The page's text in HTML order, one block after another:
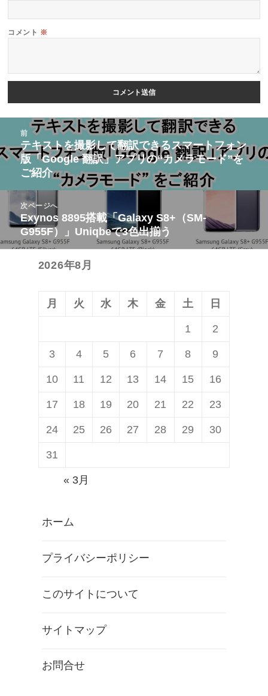
コメント ※
稿
ナ
ゲ
ー
シ
ョ
前
前
の
投
稿:
テキストを撮影して翻訳できるスマートフォン
版「Google 翻訳」アプリの“カメラモード”を
ご紹介
次ページへ
次
の
Exynos 8895搭載「Galaxy S8+（SM-
G955F）」Uniqbeで3色出揃う
2026年8月
月 火 水 木 金 土 日
1 2
3 4 5 6 7 8 9
10 11 12 13 14 15 16
17 18 19 20 21 22 23
24 25 26 27 28 29 30
31
« 3月
ホーム
プライバシーポリシー
このサイトについて
サイトマップ
お問合せ